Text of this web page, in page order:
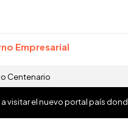
Empresarial
Centenario
a visitar el nuevo portal país